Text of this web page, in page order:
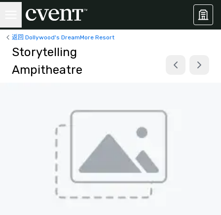
返回 Dollywood's DreamMore Resort
Storytelling
Ampitheatre